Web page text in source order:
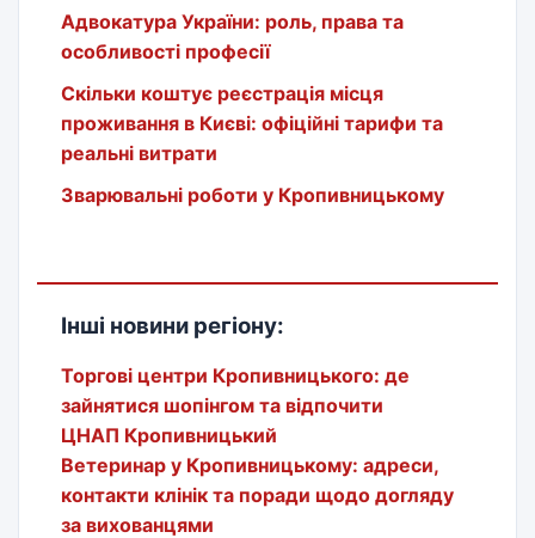
Адвокатура України: роль, права та
особливості професії
Скільки коштує реєстрація місця
проживання в Києві: офіційні тарифи та
реальні витрати
Зварювальні роботи у Кропивницькому
Інші новини регіону:
Торгові центри Кропивницького: де
зайнятися шопінгом та відпочити
ЦНАП Кропивницький
Ветеринар у Кропивницькому: адреси,
контакти клінік та поради щодо догляду
за вихованцями